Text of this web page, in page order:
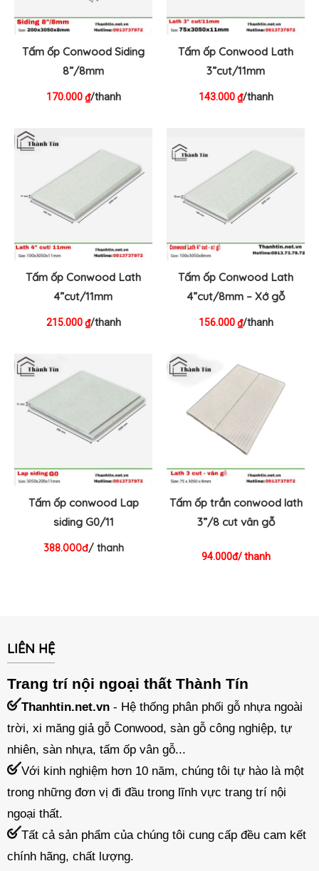
Tấm ốp Conwood Siding
8”/8mm
170.000₫/thanh
Tấm ốp Conwood Lath
3”cut/11mm
143.000₫/thanh
Tấm ốp Conwood Lath
4”cut/11mm
215.000₫/thanh
Tấm ốp Conwood Lath
4”cut/8mm – Xớ gỗ
156.000₫/thanh
Tấm ốp conwood Lap
siding G0/11
388.000đ/ thanh
Tấm ốp trần conwood lath
3”/8 cut vân gỗ
94.000đ/ thanh
LIÊN HỆ
Trang trí nội ngoại thất Thành Tín
Thanhtin.net.vn - Hệ thống phân phối gỗ nhựa ngoài
trời, xi măng giả gỗ Conwood, sàn gỗ công nghiệp, tự
nhiên, sàn nhựa, tấm ốp vân gỗ...
Với kinh nghiệm hơn 10 năm, chúng tôi tự hào là một
trong những đơn vị đi đầu trong lĩnh vực trang trí nội
ngoại thất.
Tất cả sản phẩm của chúng tôi cung cấp đều cam kết
chính hãng, chất lượng.